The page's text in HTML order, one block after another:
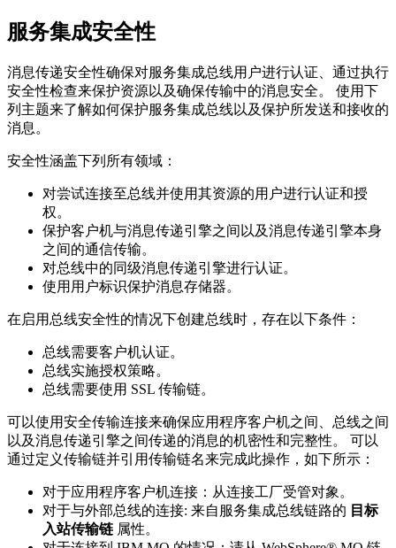
服务集成安全性
消息传递安全性确保对服务集成总线用户进行认证、通过执行
安全性检查来保护资源以及确保传输中的消息安全。 使用下
列主题来了解如何保护服务集成总线以及保护所发送和接收的
消息。
安全性涵盖下列所有领域：
对尝试连接至总线并使用其资源的用户进行认证和授
权。
保护客户机与消息传递引擎之间以及消息传递引擎本身
之间的通信传输。
对总线中的同级消息传递引擎进行认证。
使用用户标识保护消息存储器。
在启用总线安全性的情况下创建总线时，存在以下条件：
总线需要客户机认证。
总线实施授权策略。
总线需要使用 SSL 传输链。
可以使用安全传输连接来确保应用程序客户机之间、总线之间
以及消息传递引擎之间传递的消息的机密性和完整性。 可以
通过定义传输链并引用传输链名来完成此操作，如下所示：
对于应用程序客户机连接：从连接工厂受管对象。
对于与外部总线的连接: 来自服务集成总线链路的 目标
入站传输链 属性。